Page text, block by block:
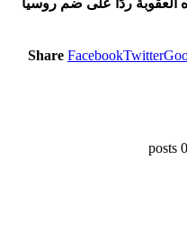
العقوبة ردًا على ضم روسيا
Share FacebookTwitter